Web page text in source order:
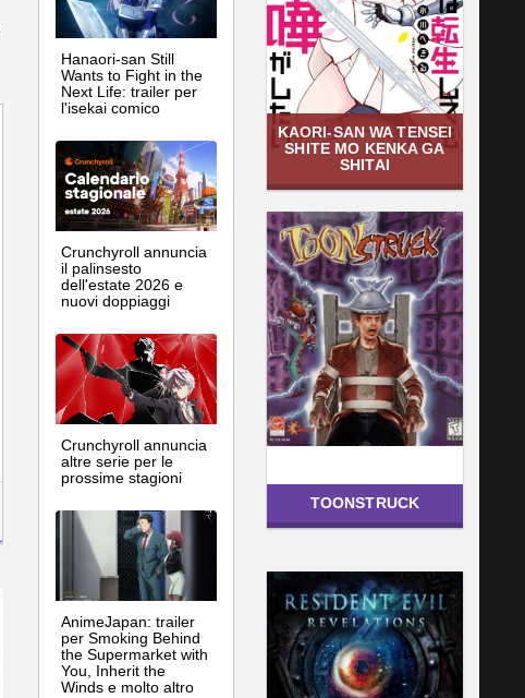
Hanaori-san Still
Wants to Fight in the
Next Life: trailer per
l'isekai comico
Crunchyroll annuncia
il palinsesto
dell'estate 2026 e
nuovi doppiaggi
Crunchyroll annuncia
altre serie per le
prossime stagioni
AnimeJapan: trailer
per Smoking Behind
the Supermarket with
You, Inherit the
Winds e molto altro
KAORI-SAN WA TENSEI
SHITE MO KENKA GA
SHITAI
TOONSTRUCK